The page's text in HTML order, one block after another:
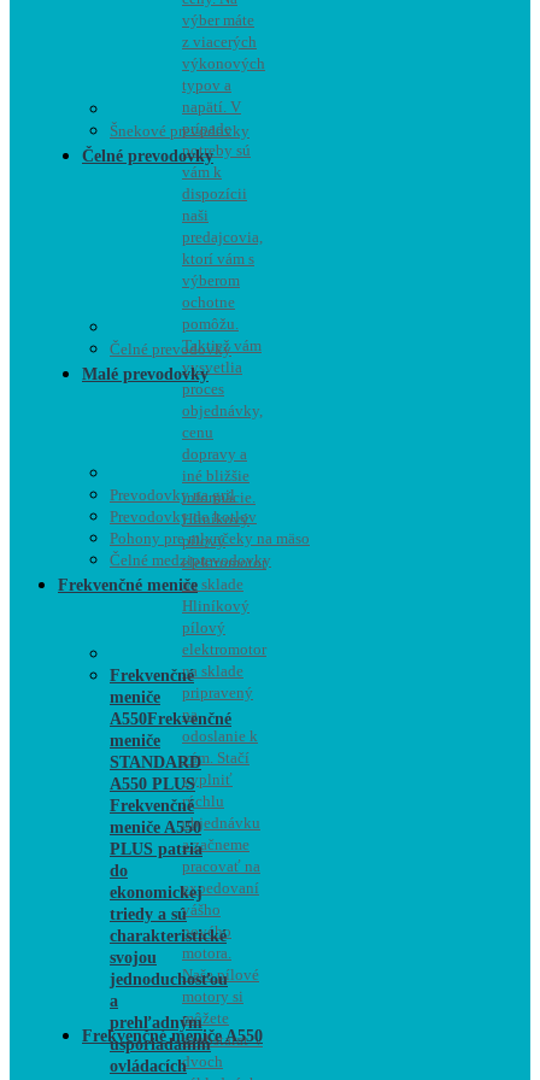
výber máte
z viacerých
výkonových
typov a
napätí. V
prípade
potreby sú
vám k
dispozícii
naši
predajcovia,
ktorí vám s
výberom
ochotne
pomôžu.
Taktiež vám
vysvetlia
proces
objednávky,
cenu
dopravy a
iné bližšie
informácie.
Hliníkový
pílový
elektromotor
na sklade
Hliníkový
pílový
elektromotor
na sklade
pripravený
na
odoslanie k
vám. Stačí
vyplniť
rýchlu
objednávku
a začneme
pracovať na
expedovaní
vášho
nového
motora.
Naše pílové
motory si
môžete
zaobstarať v
dvoch
Šnekové prevodovky
Čelné prevodovky
Čelné prevodovky
Malé prevodovky
Prevodovky na gril
Prevodovky do kotlov
Pohony pre mlynčeky na mäso
Čelné medziprevodovky
Frekvenčné meniče
Frekvenčné
meniče
A550Frekvenčné
meniče
STANDARD
A550 PLUS
Frekvenčné
meniče A550
PLUS patria
do
ekonomickej
triedy a sú
charakteristické
svojou
jednoduchosťou
a
prehľadným
usporiadaním
ovládacích
Frekvenčné meniče A550